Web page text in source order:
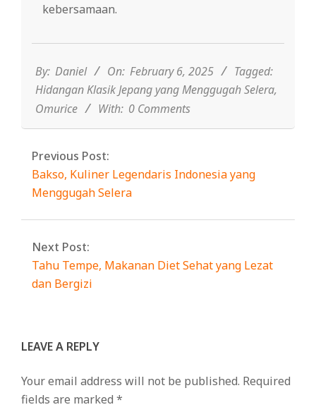
kebersamaan.
06
By: Daniel On: February 6, 2025
Tagged:
Hidangan Klasik Jepang yang Menggugah Selera,
Omurice
With: 0 Comments
Previous Post:
Bakso, Kuliner Legendaris Indonesia yang
Menggugah Selera
Next Post:
Tahu Tempe, Makanan Diet Sehat yang Lezat
dan Bergizi
LEAVE A REPLY
Your email address will not be published. Required
fields are marked *